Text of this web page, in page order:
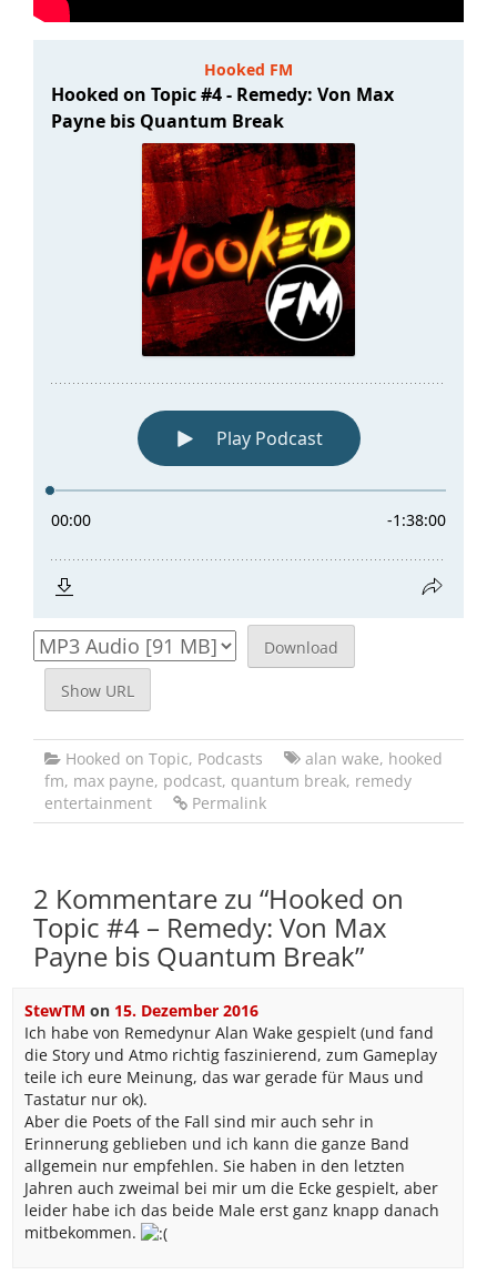
Download
Show URL
Hooked on Topic, Podcasts alan wake, hooked
fm, max payne, podcast, quantum break, remedy
entertainment
Permalink
2 Kommentare zu “Hooked on
Topic #4 – Remedy: Von Max
Payne bis Quantum Break”
StewTM on 15. Dezember 2016
Ich habe von Remedynur Alan Wake gespielt (und fand
die Story und Atmo richtig faszinierend, zum Gameplay
teile ich eure Meinung, das war gerade für Maus und
Tastatur nur ok).
Aber die Poets of the Fall sind mir auch sehr in
Erinnerung geblieben und ich kann die ganze Band
allgemein nur empfehlen. Sie haben in den letzten
Jahren auch zweimal bei mir um die Ecke gespielt, aber
leider habe ich das beide Male erst ganz knapp danach
mitbekommen.